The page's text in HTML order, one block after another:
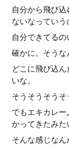
自分から飛び
ないなっていう
自分できてるの
確かに。そうな
どこに飛び込
いな。
そうそうそうそ
でもエキカレ
かってきたみた
そんな感じなん